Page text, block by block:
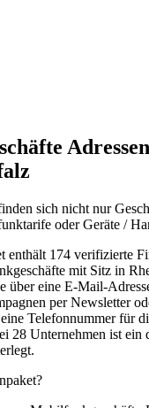
sich nicht nur
oder Geräte /
enthält 174 verifizierte
mit Sitz in
über eine E-Mail-
per Newsletter
Telefonnummer für
28 Unternehmen ist ein